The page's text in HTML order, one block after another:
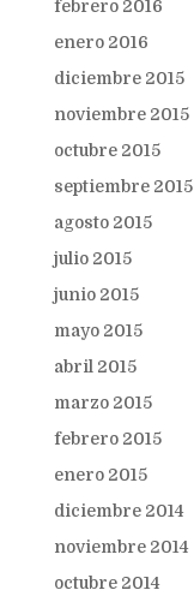
febrero 2016
enero 2016
diciembre 2015
noviembre 2015
octubre 2015
septiembre 2015
agosto 2015
julio 2015
junio 2015
mayo 2015
abril 2015
marzo 2015
febrero 2015
enero 2015
diciembre 2014
noviembre 2014
octubre 2014